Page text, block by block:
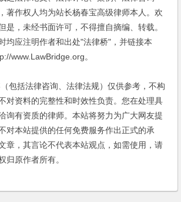
著作权人均为站长杨春宝高级律师本人。欢
是，未经书面许可，不得擅自摘编、转载。
均应注明作者和出处"法律桥"，并链接本
www.LawBridge.org。
括法律咨询、法律法规）仅供参考，不构
对资料的完整性和时效性负责。您在处理具
询有资质的律师。本站将努力为广大网友提
对本站提供的任何免费服务作出正式的承
章，其言论不代表本站观点，如需使用，请
归原作者所有。